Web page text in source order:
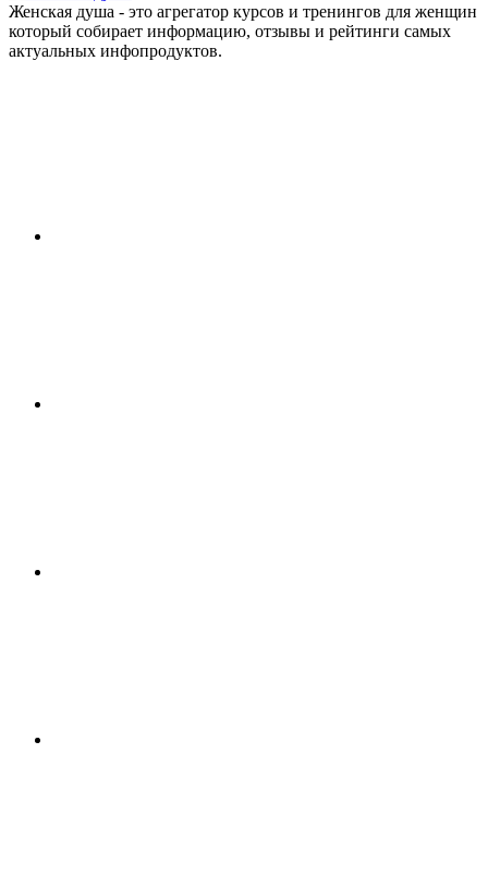
Женская душа - это агрегатор курсов и тренингов для женщин
который собирает информацию, отзывы и рейтинги самых
актуальных инфопродуктов.